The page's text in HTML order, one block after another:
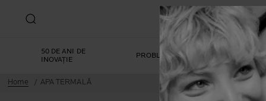
50 DE ANI DE
INOVAȚIE
PROBLEME DE PIELE
Home APA TERMALĂ